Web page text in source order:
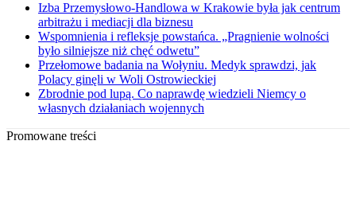
Izba Przemysłowo-Handlowa w Krakowie była jak centrum
arbitrażu i mediacji dla biznesu
Wspomnienia i refleksje powstańca. „Pragnienie wolności
było silniejsze niż chęć odwetu”
Przełomowe badania na Wołyniu. Medyk sprawdzi, jak
Polacy ginęli w Woli Ostrowieckiej
Zbrodnie pod lupą. Co naprawdę wiedzieli Niemcy o
własnych działaniach wojennych
Promowane treści